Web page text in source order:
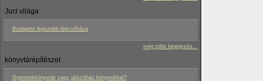
Juci világa
Budapest legszebb lépcsőháza
még több bejegyzés...
könyvtárépítészet
Gyermekkönyvtár vagy játszóház könyvekkel?